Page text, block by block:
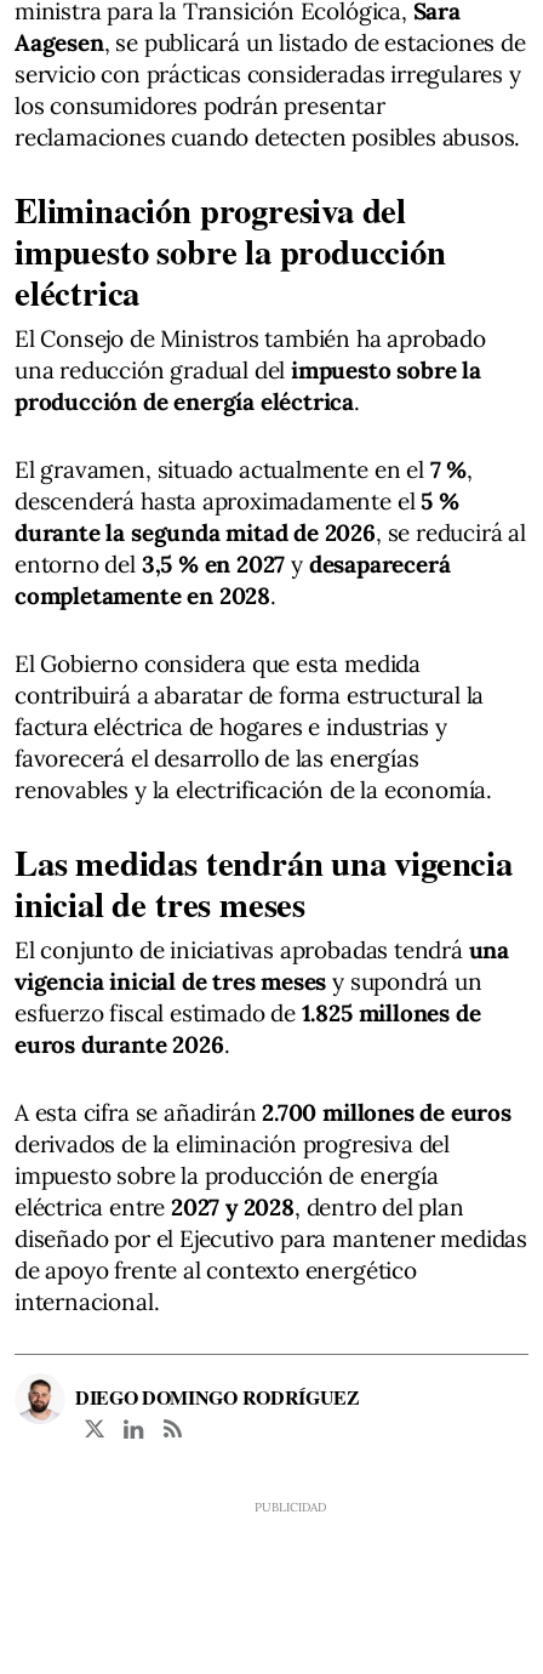
ministra para la Transición Ecológica, Sara
Aagesen, se publicará un listado de estaciones de
servicio con prácticas consideradas irregulares y
los consumidores podrán presentar
reclamaciones cuando detecten posibles abusos.
Eliminación progresiva del
impuesto sobre la producción
eléctrica
El Consejo de Ministros también ha aprobado
una reducción gradual delimpuesto sobre la
producción de energía eléctrica.
El gravamen, situado actualmente en el 7 %,
descenderá hasta aproximadamente el5 %
durante la segunda mitad de 2026, se reducirá al
entorno del 3,5 % en 2027 y desaparecerá
completamente en 2028.
El Gobierno considera que esta medida
contribuirá a abaratar de forma estructural la
factura eléctrica de hogares e industrias y
favorecerá el desarrollo de las energías
renovables y la electrificación de la economía.
Las medidas tendrán una vigencia
inicial de tres meses
El conjunto de iniciativas aprobadas tendrá una
vigencia inicial de tres meses y supondrá un
esfuerzo fiscal estimado de 1.825 millones de
euros durante 2026.
A esta cifra se añadirán2.700 millones de euros
derivados de la eliminación progresiva del
impuesto sobre la producción de energía
eléctrica entre 2027 y 2028, dentro del plan
diseñado por el Ejecutivo para mantener medidas
de apoyo frente al contexto energético
internacional.
DIEGO DOMINGO RODRÍGUEZ